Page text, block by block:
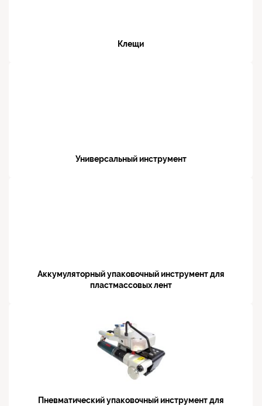
Клещи
Универсальный инструмент
Аккумуляторный упаковочный инструмент для
пластмассовых лент
Пневматический упаковочный инструмент для